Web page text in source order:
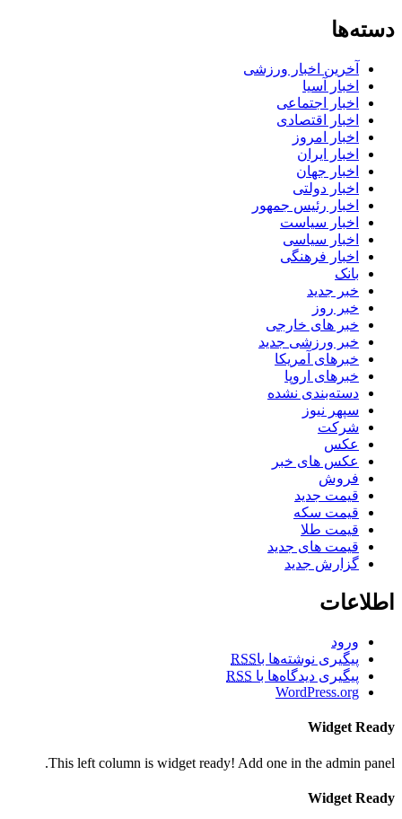
دسته‌ها
آخرین اخبار ورزشی
اخبار آسیا
اخبار اجتماعی
اخبار اقتصادی
اخبار امروز
اخبار ایران
اخبار جهان
اخبار دولتی
اخبار رئیس جمهور
اخبار سیاست
اخبار سیاسی
اخبار فرهنگی
بانک
خبر جدید
خبر روز
خبر های خارجی
خبر ورزشی جدید
خبرهای آمریکا
خبرهای اروپا
دسته‌بندی نشده
سپهر نیوز
شرکت
عکس
عکس های خبر
فروش
قیمت جدید
قیمت سکه
قیمت طلا
قیمت های جدید
گزارش جدید
اطلاعات
ورود
پیگیری نوشته‌ها باRSS
پیگیری دیدگاه‌ها با RSS
WordPress.org
Widget Ready
This left column is widget ready! Add one in the admin panel.
Widget Ready